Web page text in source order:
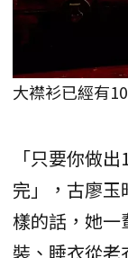
大襟衫已經有
「只要你做
完」，古廖
樣的話，她一
裝、睡衣從